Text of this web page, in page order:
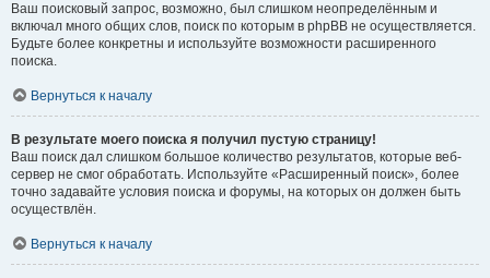
Ваш поисковый запрос, возможно, был слишком неопределённым и
включал много общих слов, поиск по которым в phpBB не осуществляется.
Будьте более конкретны и используйте возможности расширенного
поиска.
Вернуться к началу
В результате моего поиска я получил пустую страницу!
Ваш поиск дал слишком большое количество результатов, которые веб-
сервер не смог обработать. Используйте «Расширенный поиск», более
точно задавайте условия поиска и форумы, на которых он должен быть
осуществлён.
Вернуться к началу